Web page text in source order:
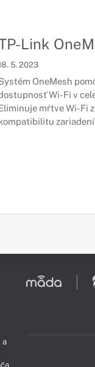
Link
5. 2023
OneMesh
Wi-Fi v
mŕtve Wi-Fi
a